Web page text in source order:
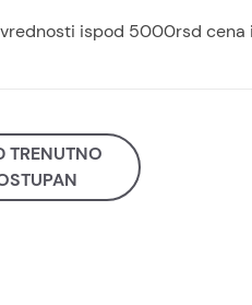
ispod 5000rsd cena
TRENUTNO